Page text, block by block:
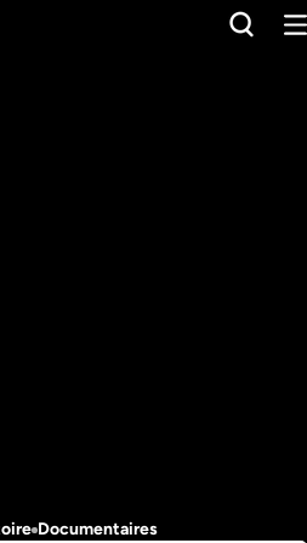
Documentaires